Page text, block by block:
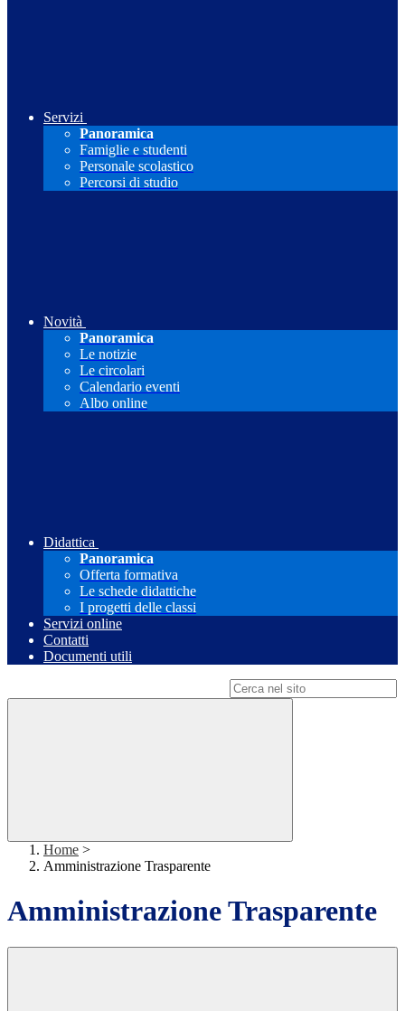
Servizi
Panoramica
Famiglie e studenti
Personale scolastico
Percorsi di studio
Novità
Panoramica
Le notizie
Le circolari
Calendario eventi
Albo online
Didattica
Panoramica
Offerta formativa
Le schede didattiche
I progetti delle classi
Servizi online
Contatti
Documenti utili
Home >
Amministrazione Trasparente
Amministrazione Trasparente